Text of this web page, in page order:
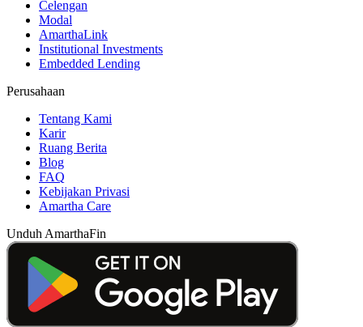
Celengan
Modal
AmarthaLink
Institutional Investments
Embedded Lending
Perusahaan
Tentang Kami
Karir
Ruang Berita
Blog
FAQ
Kebijakan Privasi
Amartha Care
Unduh AmarthaFin